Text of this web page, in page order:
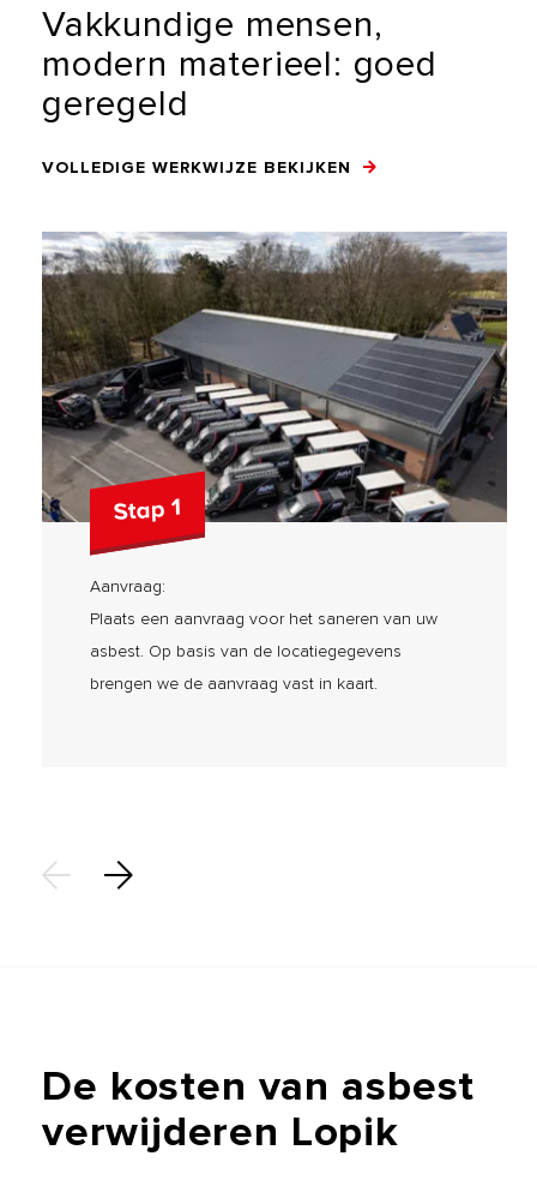
Vakkundige mensen,
modern materieel: goed
geregeld
VOLLEDIGE WERKWIJZE BEKIJKEN
Stap 1
Aanvraag:
Plaats een aanvraag voor het saneren van uw
asbest. Op basis van de locatiegegevens
brengen we de aanvraag vast in kaart.
De kosten van asbest
verwijderen Lopik